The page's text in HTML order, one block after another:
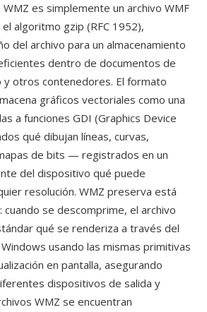
es simplemente un archivo WMF
algoritmo gzip (RFC 1952),
del archivo para un almacenamiento
dentro de documentos de
y otros contenedores. El formato
gráficos vectoriales como una
a funciones GDI (Graphics Device
qué dibujan líneas, curvas,
de bits — registrados en un
del dispositivo qué puede
resolución. WMZ preserva está
cuando se descomprime, el archivo
qué se renderiza a través del
usando las mismas primitivas
en pantalla, asegurando
dispositivos de salida y
WMZ se encuentran